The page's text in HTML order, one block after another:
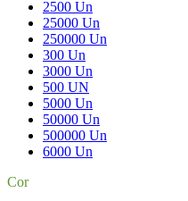
2500 Un
25000 Un
250000 Un
300 Un
3000 Un
500 UN
5000 Un
50000 Un
500000 Un
6000 Un
Cor